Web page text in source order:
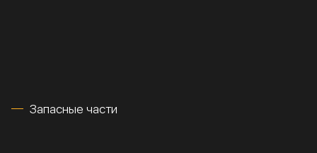
Запасные части